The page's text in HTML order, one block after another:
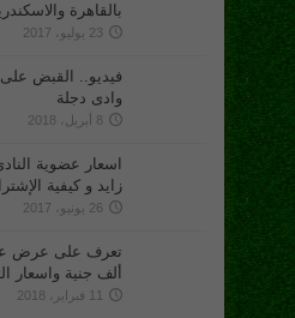
بالقاهرة
23 يوليو، 2017
فيديو.. القبض
وادى دجلة
8 أبريل، 2018
اسعار عضوية
زايد و كيفية
26 يونيو، 2017
ألف جنية واسعار
11 فبراير، 2018